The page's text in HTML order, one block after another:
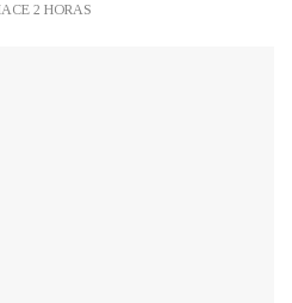
2 HORAS